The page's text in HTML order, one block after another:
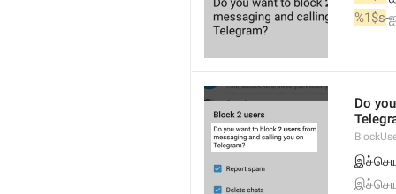
%1$s-
Do